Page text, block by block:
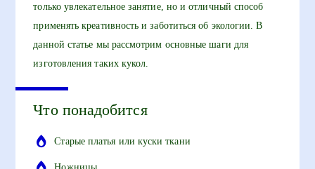
только увлекательное занятие, но и отличный способ
применять креативность и заботиться об экологии. В
данной статье мы рассмотрим основные шаги для
изготовления таких кукол.
Что понадобится
Старые платья или куски ткани